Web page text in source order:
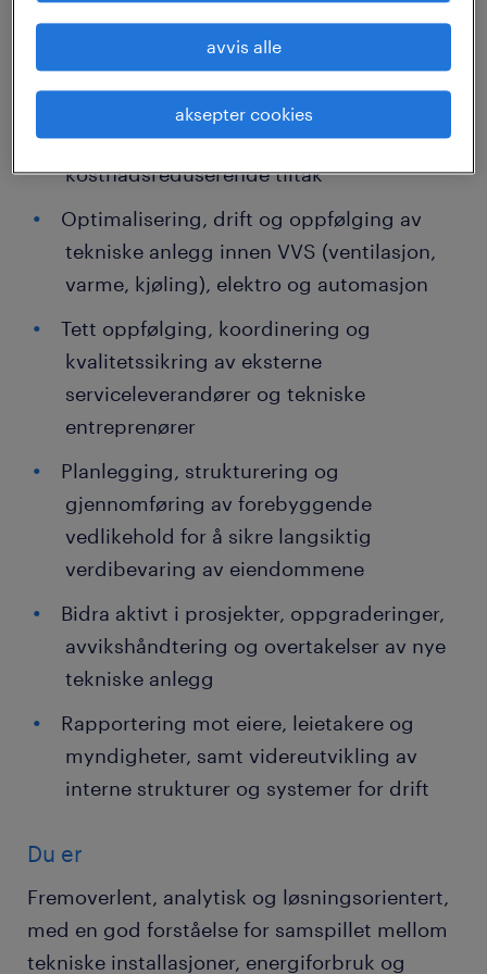
omfatte:
Overvåking og analyse av energiforbruk
via EOS, SD-anlegg og driftsdata for å
identifisere og gjennomføre
kostnadsreduserende tiltak
Optimalisering, drift og oppfølging av
tekniske anlegg innen VVS (ventilasjon,
varme, kjøling), elektro og automasjon
Tett oppfølging, koordinering og
kvalitetssikring av eksterne
serviceleverandører og tekniske
entreprenører
Planlegging, strukturering og
gjennomføring av forebyggende
vedlikehold for å sikre langsiktig
verdibevaring av eiendommene
Bidra aktivt i prosjekter, oppgraderinger,
avvikshåndtering og overtakelser av nye
tekniske anlegg
Rapportering mot eiere, leietakere og
myndigheter, samt videreutvikling av
interne strukturer og systemer for drift
Du er
Fremoverlent, analytisk og løsningsorientert,
med en god forståelse for samspillet mellom
tekniske installasjoner, energiforbruk og
avvis alle
aksepter cookies